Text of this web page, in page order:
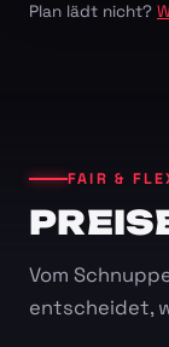
Plan lädt nicht?
FAIR &
Vom
entscheidet,